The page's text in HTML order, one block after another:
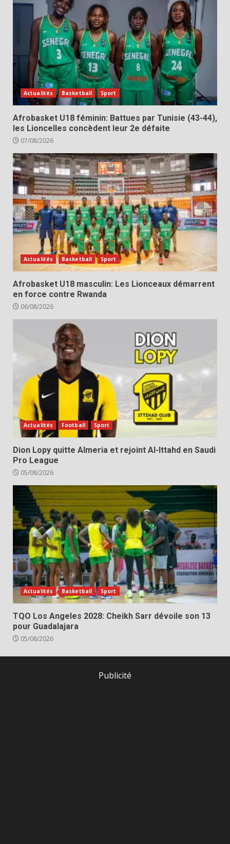
Actualités Basketball Sport
Afrobasket U18 féminin: Battues par Tunisie (43-44),
les Lioncelles concèdent leur 2e défaite
07/08/2026
Actualités Basketball Sport
Afrobasket U18 masculin: Les Lionceaux démarrent
en force contre Rwanda
06/08/2026
Actualités Football Sport
Dion Lopy quitte Almeria et rejoint Al-Ittahd en Saudi
Pro League
05/08/2026
Actualités Basketball Sport
TQO Los Angeles 2028: Cheikh Sarr dévoile son 13
pour Guadalajara
05/08/2026
Publicité